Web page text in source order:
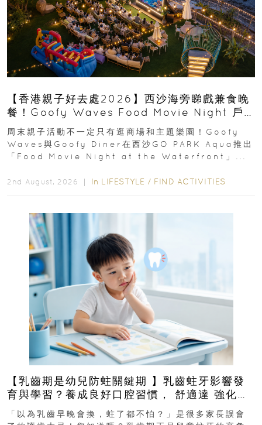
【香港親子好去處2026】西沙海旁睇戲兼食晚
餐！Goofy Waves Food Movie Night 戶
外影院逢週末登場
周末親子活動不一定只有逛商場和主題樂園！Goofy
Waves與Goofy Diner在西沙GO PARK Aqua推出
「Food Movie Night at the Waterfront」...
2nd August, 2026 ｜ In LIFESTYLE / FIND ACTIVITIES
【乳齒期是幼兒防蛀關鍵期 】乳齒蛀牙影響發
育與學習？養成良好口腔習慣， 舒適達 強化琺
瑯質 兒童牙膏防護指南
「以為乳齒早晚會換，蛀了都不怕？」是很多家長誤會